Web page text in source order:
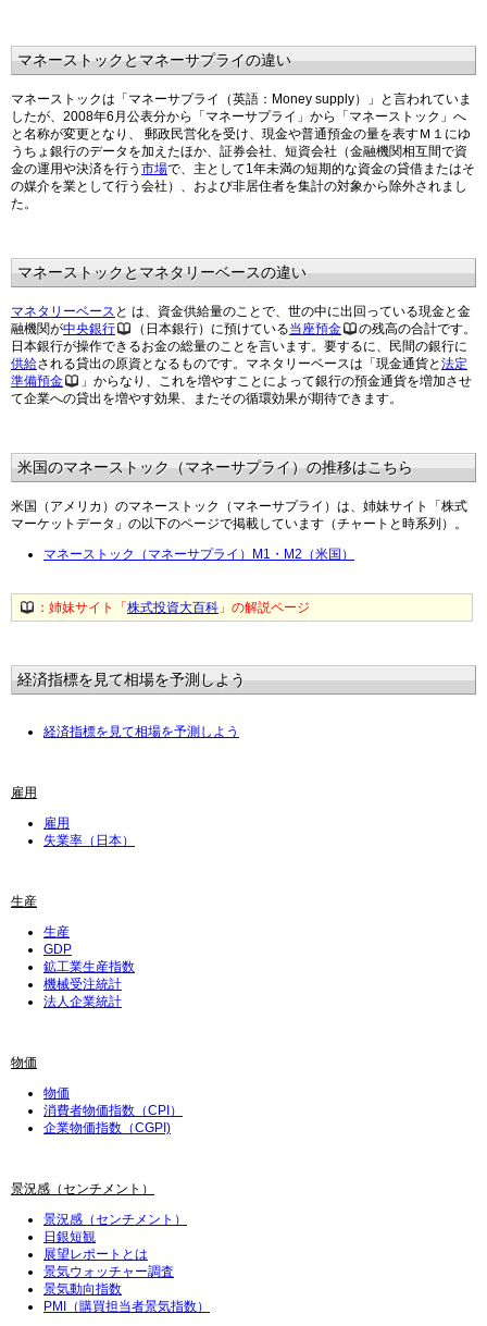
マネーストックとマネーサプライの違い
マネーストックは「マネーサプライ（英語：Money supply）」と言われていま
したが、2008年6月公表分から「マネーサプライ」から「マネーストック」へ
と名称が変更となり、 郵政民営化を受け、現金や普通預金の量を表すＭ１にゆ
うちょ銀行のデータを加えたほか、証券会社、短資会社（金融機関相互間で資
金の運用や決済を行う 市場で、主として1年未満の短期的な資金の貸借またはそ
の媒介を業として行う会社）、および非居住者を集計の対象から除外されまし
た。
マネーストックとマネタリーベースの違い
マネタリーベース と は、資金供給量のことで、世の中に出回っている現金と金
融機関が中央銀行 （日本銀行）に預けている当座預金
の残高の合計です。
日本銀行が操作できるお金の総量のことを言います。要するに、民間の銀行に
供給される貸出の原資となるものです。マネタリーベースは「現金通貨と法定
準備預金
」からなり、これを増やすことによって銀行の預金通貨を増加させ
て企業への貸出を増やす効果、またその循環効果が期待できます。
米国のマネーストック（マネーサプライ）の推移はこちら
米国（アメリカ）のマネーストック（マネーサプライ）は、姉妹サイト「株式
マーケットデータ」の以下のページで掲載しています（チャートと時系列）。
マネーストック（マネーサプライ）M1・M2（米国）
：姉妹サイト「 株式投資大百科 」の解説ページ
経済指標を見て相場を予測しよう
経済指標を見て相場を予測しよう
雇用
雇用
失業率（日本）
生産
生産
GDP
鉱工業生産指数
機械受注統計
法人企業統計
物価
物価
消費者物価指数（CPI）
企業物価指数（CGPI)
景況感（センチメント）
景況感（センチメント）
日銀短観
展望レポートとは
景気ウォッチャー調査
景気動向指数
PMI（購買担当者景気指数）